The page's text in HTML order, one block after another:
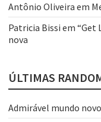
Antônio Oliveira em
Patricia Bissi em “Get
nova
ÚLTIMAS
Admirável mundo